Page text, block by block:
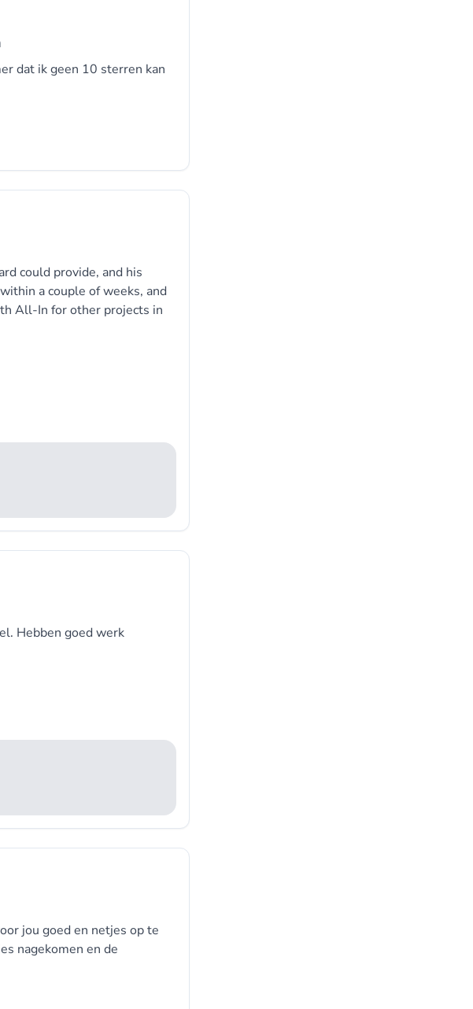
dat ik geen 10 sterren kan
could provide, and his
a couple of weeks, and
All-In for other projects in
Hebben goed werk
jou goed en netjes op te
nagekomen en de